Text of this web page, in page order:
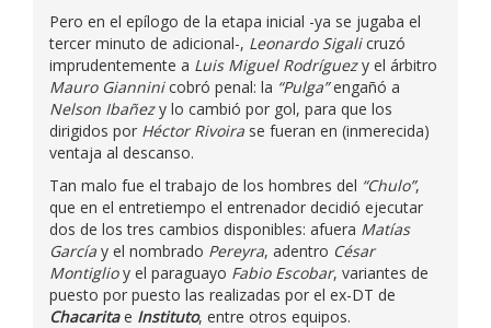
Pero en el epílogo de la etapa inicial -ya se jugaba el
tercer minuto de adicional-, Leonardo Sigalicruzó
imprudentemente a Luis Miguel Rodríguezy el árbitro
Mauro Gianninicobró penal: la “Pulga”engañó a
Nelson Ibañezy lo cambió por gol, para que los
dirigidos por Héctor Rivoira se fueran en (inmerecida)
ventaja al descanso.
Tan malo fue el trabajo de los hombres del “Chulo”,
que en el entretiempo el entrenador decidió ejecutar
dos de los tres cambios disponibles: afuera Matías
García y el nombrado Pereyra, adentro César
Montiglioy el paraguayo Fabio Escobar, variantes de
puesto por puesto las realizadas por el ex-DT de
Chacaritae Instituto, entre otros equipos.